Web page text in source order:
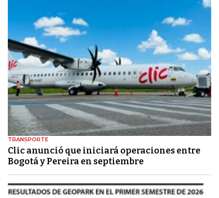
TRANSPORTE
Clic anunció que iniciará operaciones entre
Bogotá y Pereira en septiembre